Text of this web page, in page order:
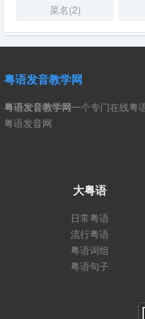
菜名(2)
粤语发音教学网
粤语发音教学网一个专门在线粤
粤语发音网
大粤语
日常粤语
流行粤语
粤语词组
粤语句子